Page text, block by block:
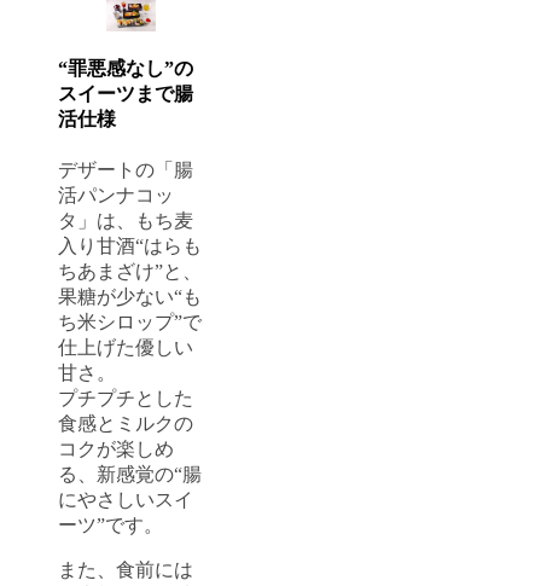
“罪悪感なし”の
スイーツまで腸
活仕様
デザートの「腸
活パンナコッ
タ」は、もち麦
入り甘酒“はらも
ちあまざけ”と、
果糖が少ない“も
ち米シロップ”で
仕上げた優しい
甘さ。
プチプチとした
食感とミルクの
コクが楽しめ
る、新感覚の“腸
にやさしいスイ
ーツ”です。
また、食前には